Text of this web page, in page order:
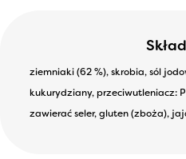
ziemniaki (62 %), skrobia, sól
kukurydziany, przeciwutleniacz:
zawierać seler, gluten (zboża),